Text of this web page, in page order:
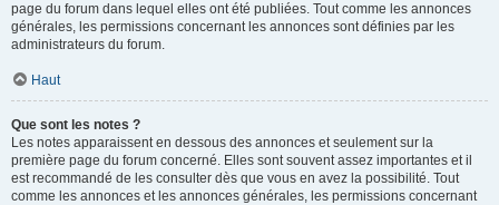
page du forum dans lequel elles ont été publiées. Tout comme les annonces
générales, les permissions concernant les annonces sont définies par les
administrateurs du forum.
Haut
Que sont les notes ?
Les notes apparaissent en dessous des annonces et seulement sur la
première page du forum concerné. Elles sont souvent assez importantes et il
est recommandé de les consulter dès que vous en avez la possibilité. Tout
comme les annonces et les annonces générales, les permissions concernant